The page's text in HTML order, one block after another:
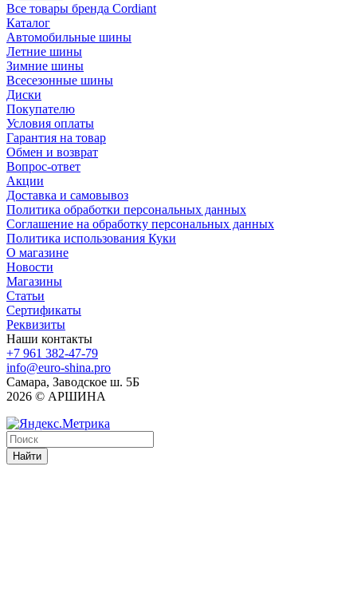
Все товары бренда Cordiant
Каталог
Автомобильные шины
Летние шины
Зимние шины
Всесезонные шины
Диски
Покупателю
Условия оплаты
Гарантия на товар
Обмен и возврат
Вопрос-ответ
Акции
Доставка и самовывоз
Политика обработки персональных данных
Соглашение на обработку персональных данных
Политика использования Куки
О магазине
Новости
Магазины
Статьи
Сертификаты
Реквизиты
Наши контакты
+7 961 382-47-79
info@euro-shina.pro
Самара, Заводское ш. 5Б
2026 © АРШИНА
Найти